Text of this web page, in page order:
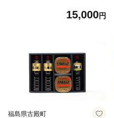
15,000円
福島県古殿町